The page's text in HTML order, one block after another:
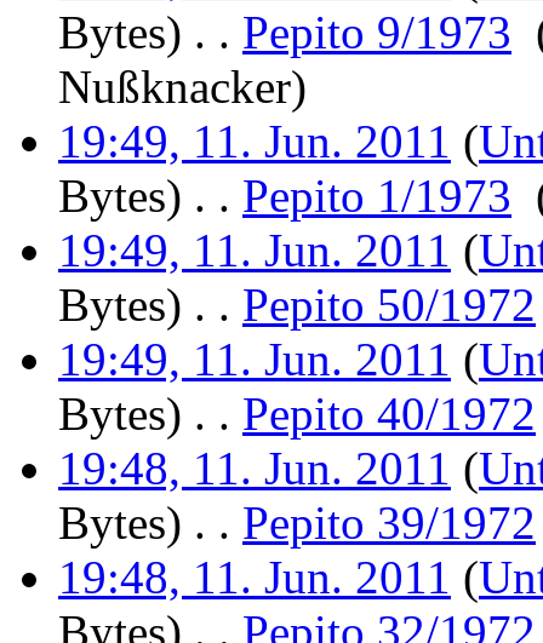
Bytes) . . Pepito 9/1973
Nußknacker)
19:49, 11. Jun. 2011 (
Bytes) . . Pepito 1/1973
19:49, 11. Jun. 2011 (
Bytes) . . Pepito 50/1972
19:49, 11. Jun. 2011 (
Bytes) . . Pepito 40/1972
19:48, 11. Jun. 2011 (
Bytes) . . Pepito 39/1972
19:48, 11. Jun. 2011 (
Bytes) . . Pepito 32/1972